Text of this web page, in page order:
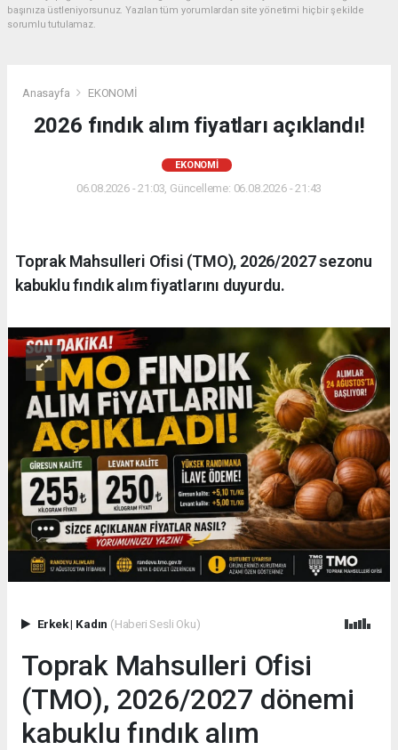
başınıza üstleniyorsunuz. Yazılan tüm yorumlardan site yönetimi hiçbir şekilde
sorumlu tutulamaz.
Anasayfa EKONOMİ
2026 fındık alım fiyatları açıklandı!
EKONOMİ
06.08.2026 - 21:03, Güncelleme: 06.08.2026 - 21:43
Toprak Mahsulleri Ofisi (TMO), 2026/2027 sezonu
kabuklu fındık alım fiyatlarını duyurdu.
Erkek| Kadın (Haberi Sesli Oku)
Toprak Mahsulleri Ofisi
(TMO), 2026/2027 dönemi
kabuklu fındık alım